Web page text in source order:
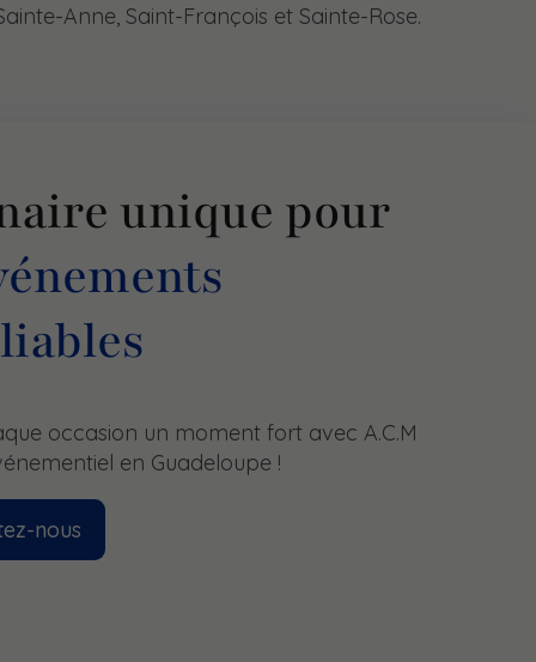
Anne, Saint-François et Sainte-Rose.
unique pour
occasion un moment fort avec A.C.M
en Guadeloupe !
nous